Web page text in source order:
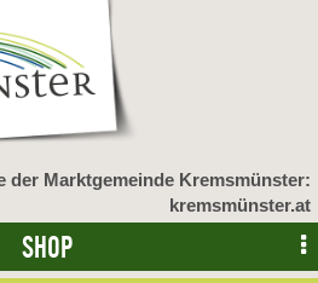
der Marktgemeinde Kremsmünster:
kremsmünster.at
SHOP